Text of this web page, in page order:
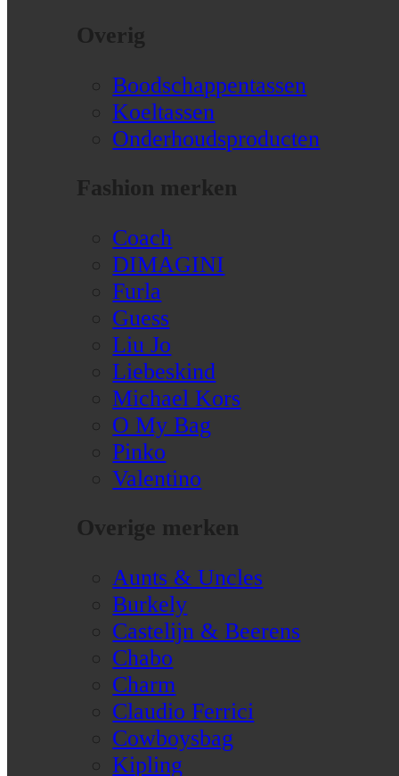
Overig
Boodschappentassen
Koeltassen
Onderhoudsproducten
Fashion merken
Coach
DIMAGINI
Furla
Guess
Liu Jo
Liebeskind
Michael Kors
O My Bag
Pinko
Valentino
Overige merken
Aunts & Uncles
Burkely
Castelijn & Beerens
Chabo
Charm
Claudio Ferrici
Cowboysbag
Kipling